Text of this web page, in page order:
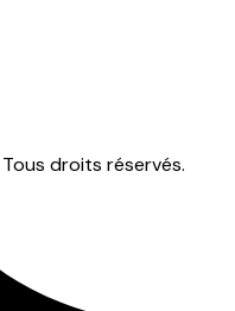
droits réservés.